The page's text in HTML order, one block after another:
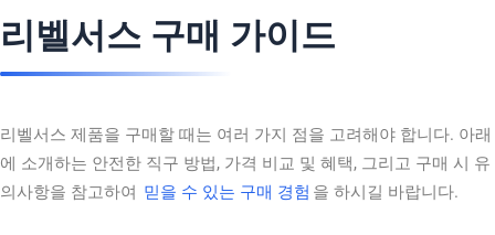
리벨서스 구매 가이드
리벨서스 제품을 구매할 때는 여러 가지 점을 고려해야 합니다. 아래
에 소개하는 안전한 직구 방법, 가격 비교 및 혜택, 그리고 구매 시 유
의사항을 참고하여 믿을 수 있는 구매 경험 을 하시길 바랍니다.